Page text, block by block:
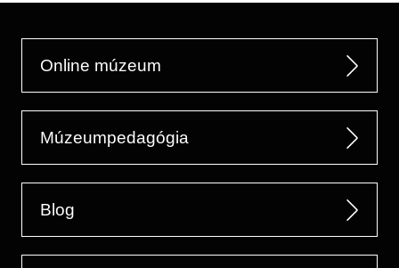
Online múzeum
Múzeumpedagógia
Blog